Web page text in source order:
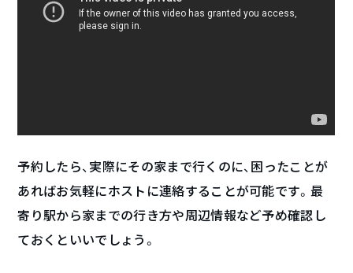
予約したら、実際にその家まで行くのに、困ったことが
あればお気軽にホストに連絡することが可能です。最
寄り駅から家までの行き方や周辺情報など予め確認し
ておくといいでしょう。